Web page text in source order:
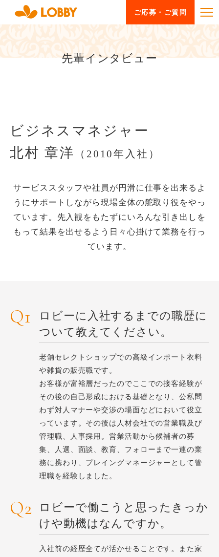
ご応募・ご質問
先輩インタビュー
ビジネスマネジャー
北村 章洋
（2010年入社）
サービススタッフや社員が円滑に仕事を出来るよ
うにサポートしながら現場全体の舵取り役をやっ
ています。先入観をもたずにいろんな引き出しを
もって結果を出せるよう日々心掛けて業務を行っ
ています。
ロビーに入社するまでの職歴に
ついて教えてください。
老舗セレクトショップでの高級インポート衣料
や雑貨の販売職です。
お客様が富裕層だったのでここでの接客経験が
その後の自己形成における基礎となり、公私問
わず対人マナーや交渉の場面などにおいて役立
っています。その後は人材会社での営業職及び
管理職、人事採用。営業活動から候補者の募
集、人選、面談、教育、フォローまで一連の業
務に携わり、プレイングマネージャーとして管
理職を経験しました。
ロビーで働こうと思ったきっか
けや動機はなんですか。
入社前の経歴全てが活かせることです。また家